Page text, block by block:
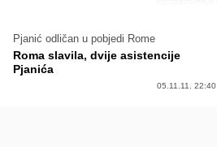
Pjanić odličan u pobjedi Rome
Roma slavila, dvije asistencije
Pjanića
05.11.11. 22:40